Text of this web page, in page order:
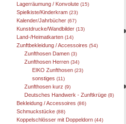
Lagerräumung / Konvolute (15)
Spielkiste/Kinderkram (23)
Kalender/Jahrbücher (67)
Kunstdrucke/Wandbilder (13)
Land-/Heimatkarten (14)
Zunftbekleidung / Accessoires (54)
Zunfthosen Damen (3)
Zunfthosen Herren (34)
EIKO Zunfthosen (23)
sonstiges (11)
Zunfthosen kurz (9)
Deutsches Handwerk - Zunftkrüge (8)
Bekleidung / Accessoires (86)
Schmuckstücke (88)
Koppelschlösser mit Doppeldorn (44)